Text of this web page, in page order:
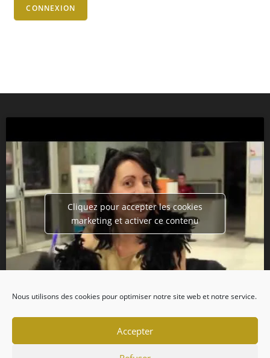
Nous utilisons des cookies pour optimiser notre site web et notre service.
Accepter
CONNEXION
Cliquez pour accepter les cookies
marketing et activer ce contenu